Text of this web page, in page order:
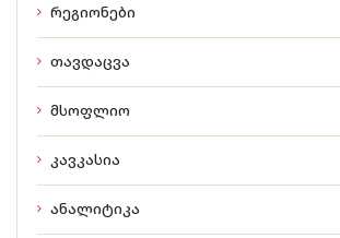
რეგიონები
თავდაცვა
მსოფლიო
კავკასია
ანალიტიკა